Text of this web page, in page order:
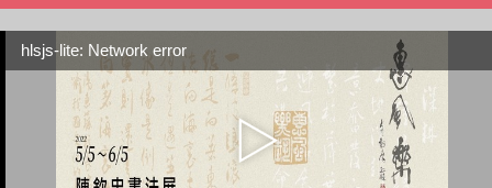
hlsjs-lite: Network error